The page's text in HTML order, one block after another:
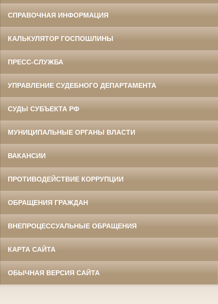
СПРАВОЧНАЯ ИНФОРМАЦИЯ
КАЛЬКУЛЯТОР ГОСПОШЛИНЫ
ПРЕСС-СЛУЖБА
УПРАВЛЕНИЕ СУДЕБНОГО ДЕПАРТАМЕНТА
СУДЫ СУБЪЕКТА РФ
МУНИЦИПАЛЬНЫЕ ОРГАНЫ ВЛАСТИ
ВАКАНСИИ
ПРОТИВОДЕЙСТВИЕ КОРРУПЦИИ
ОБРАЩЕНИЯ ГРАЖДАН
ВНЕПРОЦЕССУАЛЬНЫЕ ОБРАЩЕНИЯ
КАРТА САЙТА
ОБЫЧНАЯ ВЕРСИЯ САЙТА